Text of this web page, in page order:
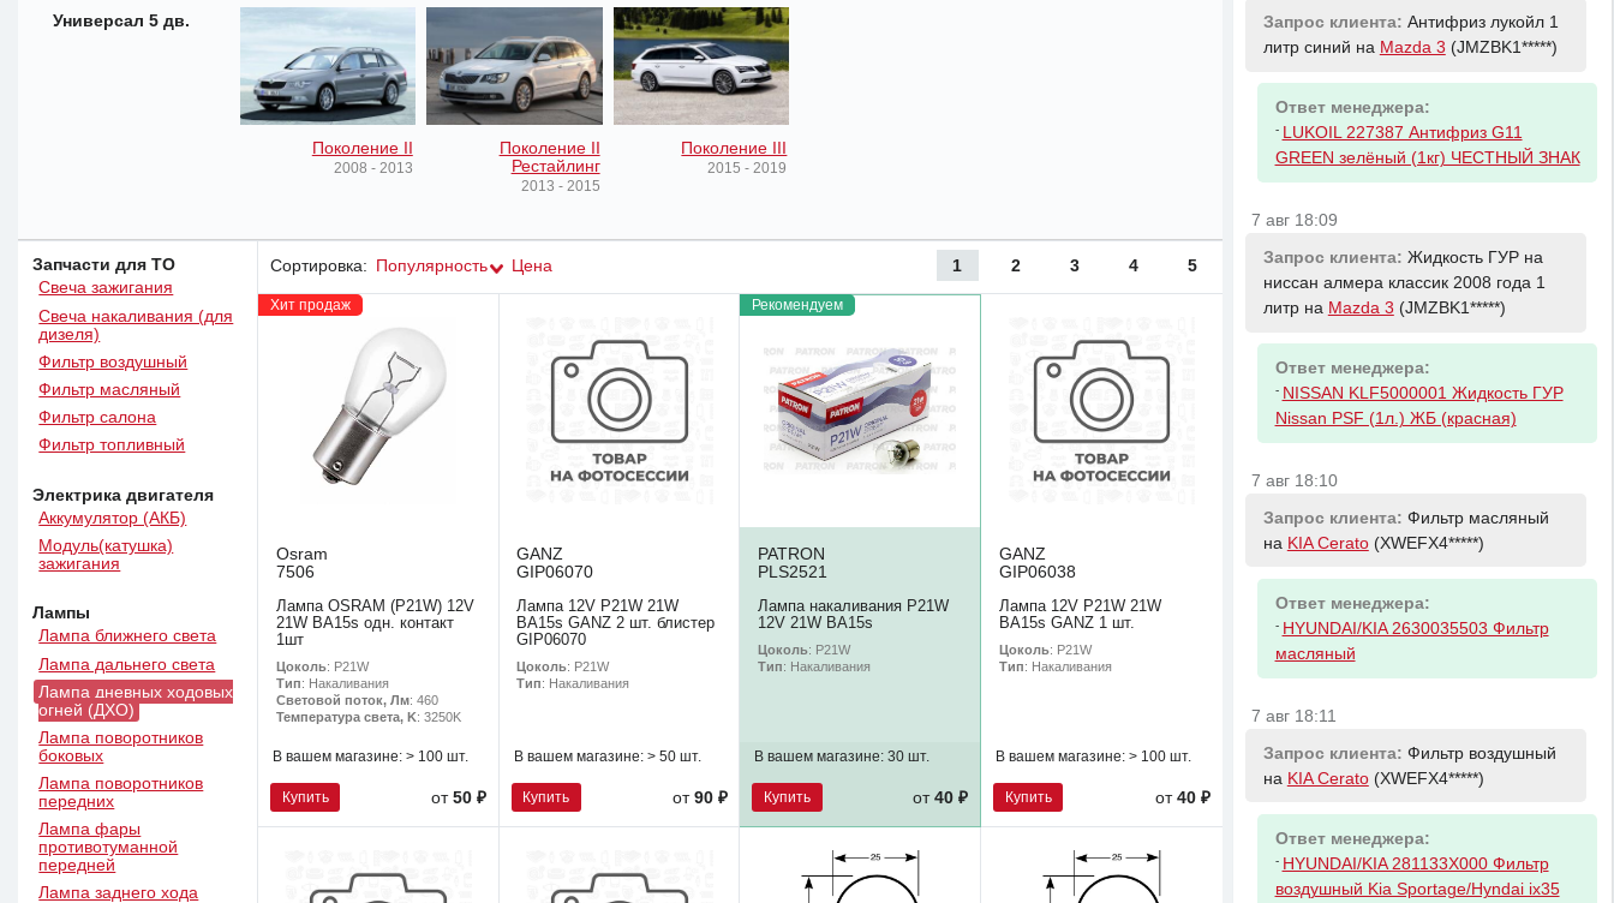
Универсал 5 дв.
Поколение II
2008 - 2013
Поколение II
Рестайлинг
2013 - 2015
Поколение III
2015 - 2019
Запчасти для ТО
Свеча зажигания
Свеча накаливания (для
дизеля)
Фильтр воздушный
Фильтр масляный
Фильтр салона
Фильтр топливный
Электрика двигателя
Аккумулятор (АКБ)
Модуль(катушка)
зажигания
Лампы
Лампа ближнего света
Лампа дальнего света
Лампа дневных ходовых
огней (ДХО)
Лампа поворотников
боковых
Лампа поворотников
передних
Лампа фары
противотуманной
передней
Лампа заднего хода
Сортировка: Популярность Цена 1 2 3 4 5
Хит продаж
Osram
7506
Лампа OSRAM (P21W) 12V
21W BA15s одн. контакт
1шт
Цоколь: P21W
Тип: Накаливания
Световой поток, Лм: 460
Температура света, K: 3250K
В вашем магазине: > 100 шт.
Купить от50 ₽
GANZ
GIP06070
Лампа 12V P21W 21W
BA15s GANZ 2 шт. блистер
GIP06070
Цоколь: P21W
Тип: Накаливания
В вашем магазине: > 50 шт.
Купить от 90 ₽
Рекомендуем
PATRON
PLS2521
Лампа накаливания P21W
12V 21W BA15s
Цоколь: P21W
Тип: Накаливания
В вашем магазине:30 шт.
Купить от40 ₽
GANZ
GIP06038
Лампа 12V P21W 21W
BA15s GANZ 1 шт.
Цоколь: P21W
Тип: Накаливания
В вашем магазине: > 100 шт.
Купить от 40 ₽
Запрос клиента: Антифриз лукойл 1
литр синий на Mazda 3 (JMZBK1*****)
Ответ менеджера:
- LUKOIL 227387 Антифриз G11
GREEN зелёный (1кг) ЧЕСТНЫЙ ЗНАК
7 авг 18:09
Запрос клиента: Жидкость ГУР на
ниссан алмера классик 2008 года 1
литр на Mazda 3 (JMZBK1*****)
Ответ менеджера:
- NISSAN KLF5000001 Жидкость ГУР
Nissan PSF (1л.) ЖБ (красная)
7 авг 18:10
Запрос клиента: Фильтр масляный
на KIA Cerato(XWEFX4*****)
Ответ менеджера:
- HYUNDAI/KIA 2630035503 Фильтр
масляный
7 авг 18:11
Запрос клиента: Фильтр воздушный
на KIA Cerato(XWEFX4*****)
Ответ менеджера:
- HYUNDAI/KIA 281133X000 Фильтр
воздушный Kia Sportage/Hyndai ix35